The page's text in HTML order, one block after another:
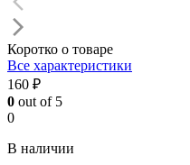
Коротко о товаре
Все характеристики
160 ₽
0 out of 5
0
В наличии